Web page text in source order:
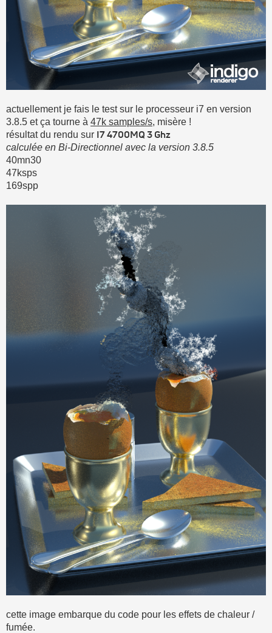
actuellement je fais le test sur le processeur i7 en version
3.8.5 et ça tourne à 47k samples/s, misère !
résultat du rendu sur I7 4700MQ 3 Ghz
calculée en Bi-Directionnel avec la version 3.8.5
40mn30
47ksps
169spp
cette image embarque du code pour les effets de chaleur /
fumée.